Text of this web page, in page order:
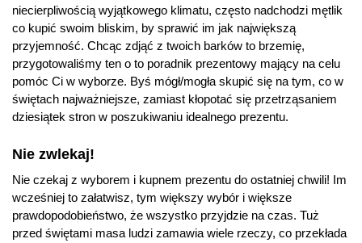
niecierpliwością wyjątkowego klimatu, często nadchodzi mętlik
co kupić swoim bliskim, by sprawić im jak największą
przyjemność. Chcąc zdjąć z twoich barków to brzemię,
przygotowaliśmy ten o to poradnik prezentowy mający na celu
pomóc Ci w wyborze. Byś mógł/mogła skupić się na tym, co w
świętach najważniejsze, zamiast kłopotać się przetrząsaniem
dziesiątek stron w poszukiwaniu idealnego prezentu.
Nie zwlekaj!
Nie czekaj z wyborem i kupnem prezentu do ostatniej chwili! Im
wcześniej to załatwisz, tym większy wybór i większe
prawdopodobieństwo, że wszystko przyjdzie na czas. Tuż
przed świętami masa ludzi zamawia wiele rzeczy, co przekłada